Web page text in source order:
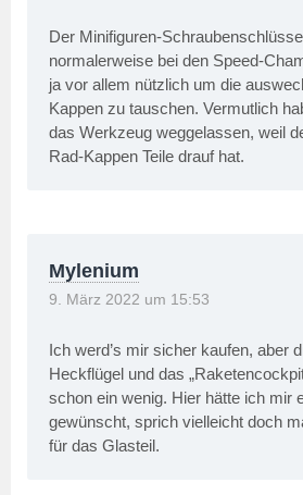
Der Minifiguren-
normalerweise bei den Speed-
ja vor allem nützlich um die
Kappen zu tauschen. Vermutlich
das Werkzeug weggelassen, weil
Rad-Kappen Teile drauf hat.
Mylenium
9. März 2022 um 15:53
Ich werd’s mir sicher kaufen, aber
Heckflügel und das
schon ein wenig. Hier hätte ich mir
gewünscht, sprich vielleicht doch
für das Glasteil.